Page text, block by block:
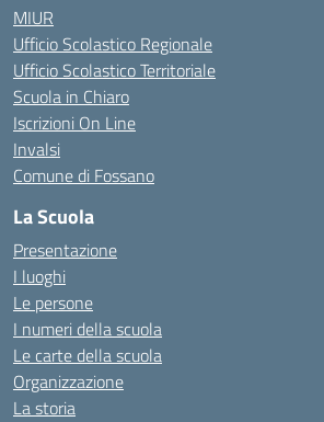
MIUR
Ufficio Scolastico Regionale
Ufficio Scolastico Territoriale
Scuola in Chiaro
Iscrizioni On Line
Invalsi
Comune di Fossano
La Scuola
Presentazione
I luoghi
Le persone
I numeri della scuola
Le carte della scuola
Organizzazione
La storia